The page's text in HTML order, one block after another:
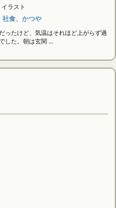
イラスト
社食、かつや
ったけど、気温はそれほど上がらず過
した。朝は玄関 ...